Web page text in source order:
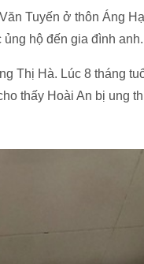
Tuyến ở thôn Áng
hộ đến gia đình anh.
Thị Hà. Lúc 8 tháng
thấy Hoài An bị ung